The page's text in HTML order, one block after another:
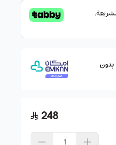
بدون
248